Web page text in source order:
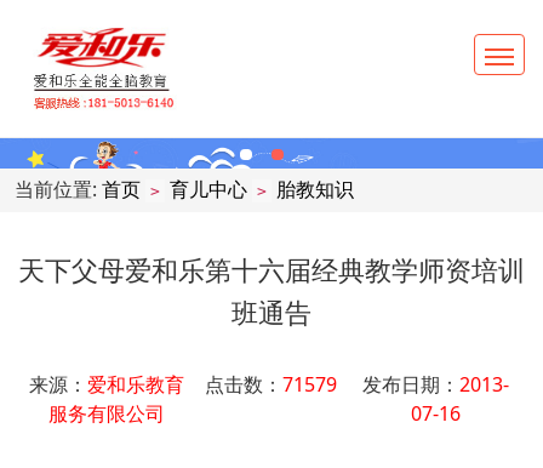
当前位置: 首页 > 育儿中心 > 胎教知识
天下父母爱和乐第十六届经典教学师资培训
班通告
来源： 爱和乐教育
服务有限公司
点击数：71579 发布日期：2013-
07-16